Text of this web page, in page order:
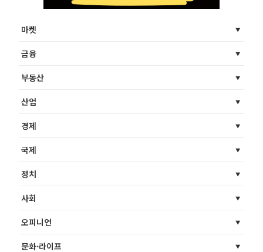
마켓
금융
부동산
산업
경제
국제
정치
사회
오피니언
문화·라이프